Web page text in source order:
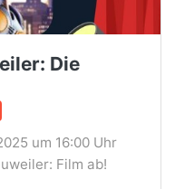
Die
um 16:00 Uhr
Film ab!